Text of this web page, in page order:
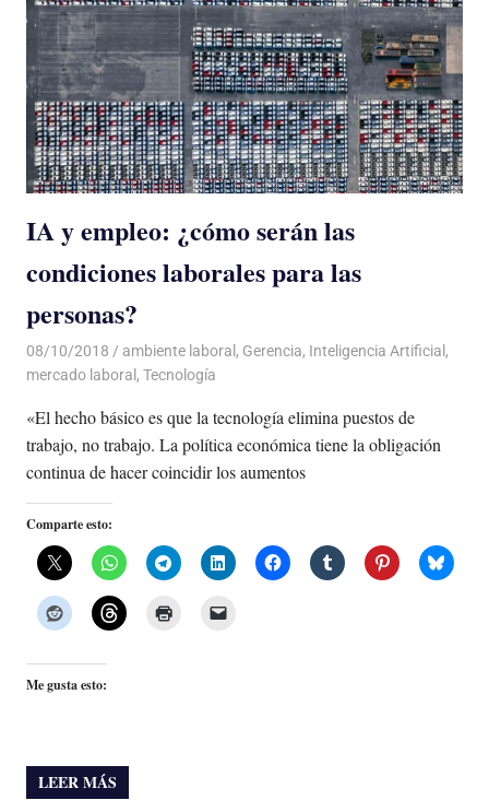
IA y empleo: ¿cómo serán las
condiciones laborales para las
personas?
08/10/2018 De todo un Poco
ambiente laboral , Gerencia, Inteligencia Artificial ,
mercado laboral , Tecnología
«El hecho básico es que la tecnología elimina puestos de
trabajo, no trabajo. La política económica tiene la obligación
continua de hacer coincidir los aumentos
Comparte esto:
Me gusta esto:
LEER MÁS